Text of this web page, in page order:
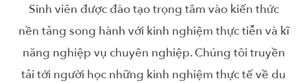
Sinh viên được đào tạo trọng tâm vào kiến thức
nền tảng song hành với kinh nghiệm thực tiễn và kĩ
năng nghiệp vụ chuyên nghiệp. Chúng tôi truyền
tải tới người học những kinh nghiệm thực tế về du